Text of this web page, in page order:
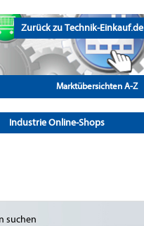
Zurück zu Technik-Einkauf.de
Marktübersichten A-Z
Industrie Online-Shops
suchen